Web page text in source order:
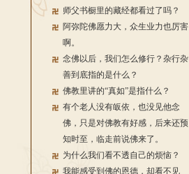
师父书橱里的藏经都看过了吗？
阿弥陀佛愿力大，众生业力也厉害
啊。
念佛以后，我们怎么修行？杂行杂
善到底指的是什么？
佛教里讲的“真如”是指什么？
有个老人没有皈依，也没见他念
佛，只是对佛教有好感，后来还预
知时至，临走前说佛来了。
为什么我们看不透自己的烦恼？
我能感受到佛的恩德，却看不见